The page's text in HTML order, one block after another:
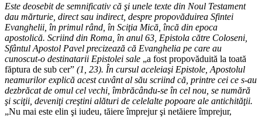
Este deosebit de semnificativ că şi unele texte din Noul Testament
dau mărturie, direct sau indirect, despre propovăduirea Sfintei
Evanghelii, în primul rând, în Sciţia Mică, încă din epoca
apostolică. Scriind din Roma, în anul 63, Epistola către Coloseni,
Sfântul Apostol Pavel precizează că Evanghelia pe care au
cunoscut-o destinatarii Epistolei sale „a fost propovăduită la toată
făptura de sub cer” (1, 23). În cursul aceleiaşi Epistole, Apostolul
neamurilor explică acest cuvânt al său scriind că, printre cei ce s-au
dezbrăcat de omul cel vechi, îmbrăcându-se în cel nou, se numără
şi sciţii, deveniţi creştini alături de celelalte popoare ale antichităţii.
„Nu mai este elin şi iudeu, tăiere împrejur şi netăiere împrejur,